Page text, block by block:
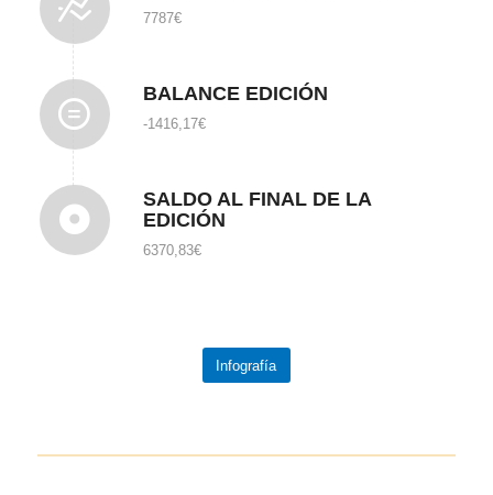
7787€
BALANCE EDICIÓN
-1416,17€
SALDO AL FINAL DE LA
EDICIÓN
6370,83€
Infografía